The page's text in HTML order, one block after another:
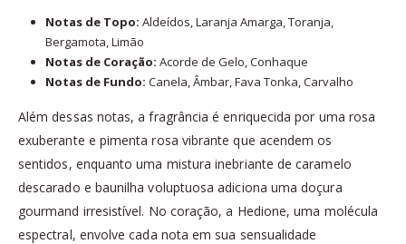
Notas de Topo: Aldeídos, Laranja Amarga, Toranja,
Bergamota, Limão
Notas de Coração: Acorde de Gelo, Conhaque
Notas de Fundo: Canela, Âmbar, Fava Tonka, Carvalho
Além dessas notas, a fragrância é enriquecida por uma rosa
exuberante e pimenta rosa vibrante que acendem os
sentidos, enquanto uma mistura inebriante de caramelo
descarado e baunilha voluptuosa adiciona uma doçura
gourmand irresistível. No coração, a Hedione, uma molécula
espectral, envolve cada nota em sua sensualidade